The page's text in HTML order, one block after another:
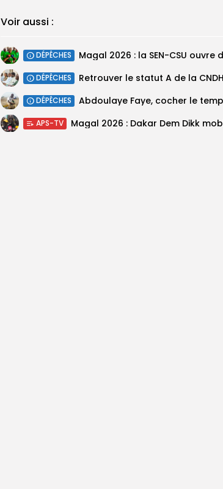
Voir aussi :
DÉPÊCHES
DÉPÊCHES
DÉPÊCHES
APS-TV